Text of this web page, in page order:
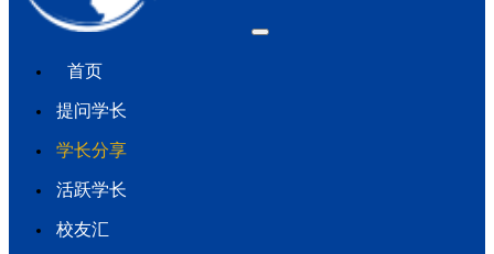
首页
提问学长
学长分享
活跃学长
校友汇